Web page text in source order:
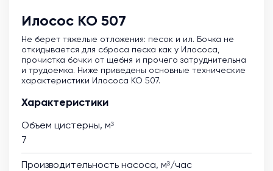
Илосос КО 507
Не берет тяжелые отложения: песок и ил. Бочка не
откидывается для сброса песка как у Илососа,
прочистка бочки от щебня и прочего затруднительна
и трудоемка. Ниже приведены основные технические
характеристики Илососа КО 507.
Характеристики
Объем цистерны, м³
7
Производительность насоса, м³/час